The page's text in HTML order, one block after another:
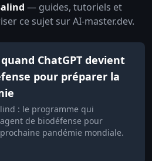
— guides, tutoriels et
ce sujet sur AI-master.dev.
ChatGPT devient
pour préparer la
: le programme qui
de biodéfense pour
pandémie mondiale.